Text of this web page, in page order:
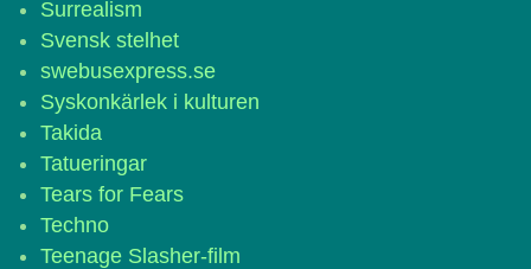
Surrealism
Svensk stelhet
swebusexpress.se
Syskonkärlek i kulturen
Takida
Tatueringar
Tears for Fears
Techno
Teenage Slasher-film